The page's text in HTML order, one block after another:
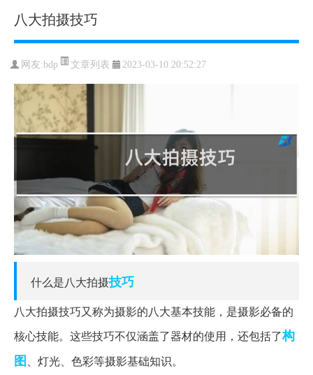
八大拍摄技巧
网友:bdp 文章列表 2023-03-10 20:52:27
什么是八大拍摄技巧
八大拍摄技巧又称为摄影的八大基本技能，是摄影必备的
核心技能。这些技巧不仅涵盖了器材的使用，还包括了构
图、灯光、色彩等摄影基础知识。